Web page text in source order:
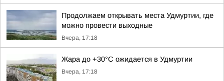
Продолжаем открывать места Удмуртии, где
можно провести выходные
Вчера, 17:18
Жара до +30°С ожидается в Удмуртии
Вчера, 17:18